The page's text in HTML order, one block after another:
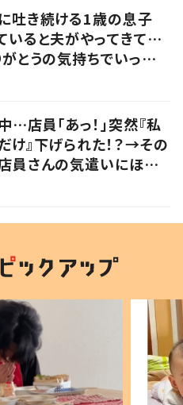
吐き続ける1歳の息子
いると夫がやってきて…
がとうの気持ちでいっぱ
…店員「あっ！」突然『私
け』下げられた！？→その
員さんの気遣いにほっこ